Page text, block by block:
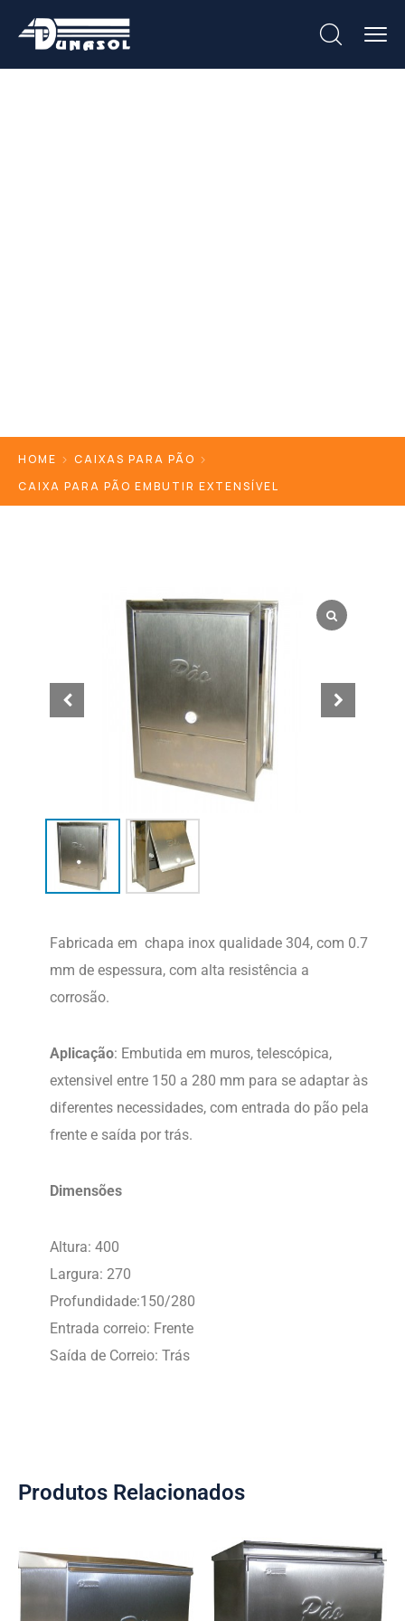
HOME
CAIXAS PARA PÃO
CAIXA PARA PÃO EMBUTIR EXTENSÍVEL
Fabricada em chapa inox qualidade 304, com 0.7
mm de espessura, com alta resistência a
corrosão.
Aplicação: Embutida em muros, telescópica,
extensivel entre 150 a 280 mm para se adaptar às
diferentes necessidades, com entrada do pão pela
frente e saída por trás.
Dimensões
Altura: 400
Largura: 270
Profundidade:150/280
Entrada correio: Frente
Saída de Correio: Trás
Produtos Relacionados